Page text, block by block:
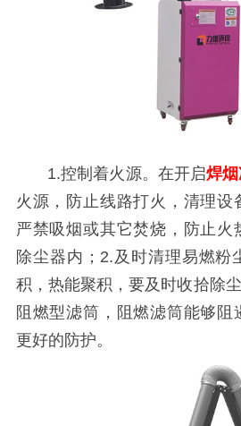
1.控制着火源。在开启焊
火源，防止线路打火，清理设
严禁吸烟或其它焚烧，防止火
除尘器内；2.及时清理易燃粉
积，热能聚积，要及时收拾除
阻燃型滤筒，阻燃滤筒能够阻
更好的防护。